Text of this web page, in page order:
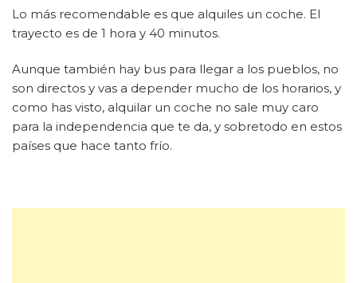
Lo más recomendable es que alquiles un coche. El
trayecto es de 1 hora y 40 minutos.
Aunque también hay bus para llegar a los pueblos, no
son directos y vas a depender mucho de los horarios, y
como has visto, alquilar un coche no sale muy caro
para la independencia que te da, y sobretodo en estos
países que hace tanto frío.